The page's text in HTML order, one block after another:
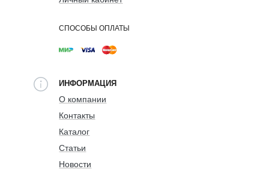
СПОСОБЫ ОПЛАТЫ
ИНФОРМАЦИЯ
О компании
Контакты
Каталог
Статьи
Новости